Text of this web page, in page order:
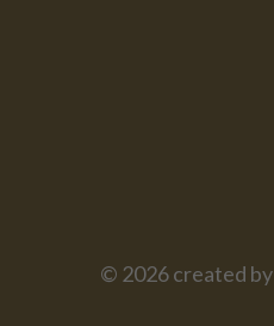
© 2026 created by